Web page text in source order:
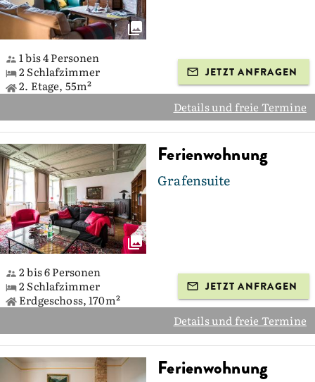
1 bis 4 Personen
2 Schlafzimmer
2. Etage, 55m²
JETZT ANFRAGEN
Details und freie Termine
Ferienwohnung
Grafensuite
2 bis 6 Personen
2 Schlafzimmer
Erdgeschoss, 170m²
JETZT ANFRAGEN
Details und freie Termine
Ferienwohnung